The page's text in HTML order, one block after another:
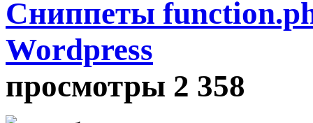
Сниппеты
Wordpress
просмотры 2 358